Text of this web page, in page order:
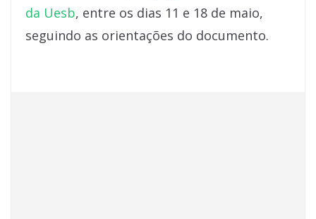
da Uesb, entre os dias 11 e 18 de maio,
seguindo as orientações do documento.